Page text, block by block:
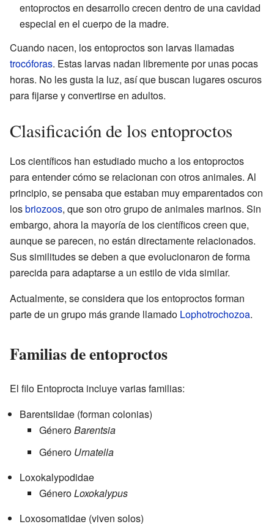
entoproctos en desarrollo crecen dentro de una cavidad
especial en el cuerpo de la madre.
Cuando nacen, los entoproctos son larvas llamadas
trocóforas. Estas larvas nadan libremente por unas pocas
horas. No les gusta la luz, así que buscan lugares oscuros
para fijarse y convertirse en adultos.
Clasificación de los entoproctos
Los científicos han estudiado mucho a los entoproctos
para entender cómo se relacionan con otros animales. Al
principio, se pensaba que estaban muy emparentados con
losbriozoos, que son otro grupo de animales marinos. Sin
embargo, ahora la mayoría de los científicos creen que,
aunque se parecen, no están directamente relacionados.
Sus similitudes se deben a que evolucionaron de forma
parecida para adaptarse a un estilo de vida similar.
Actualmente, se considera que los entoproctos forman
parte de un grupo más grande llamado Lophotrochozoa.
Familias de entoproctos
El filo Entoprocta incluye varias familias:
Barentsiidae (forman colonias)
GéneroBarentsia
Género Urnatella
Loxokalypodidae
GéneroLoxokalypus
Loxosomatidae (viven solos)